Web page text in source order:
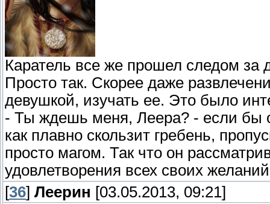
Каратель все же прошел следом за
Просто так. Скорее даже
девушкой, изучать ее. Это было
- Ты ждешь меня, Леера? - если бы
как плавно скользит гребень,
просто магом. Так что он
удовлетворения всех своих
[36] Леерин [03.05.2013, 09:21]